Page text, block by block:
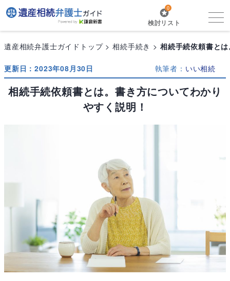
0
検討リスト
遺産相続弁護士ガイドトップ 相続手続き 相続手続依頼書と
更新日：2023年08月30日 執筆者： いい相続
相続手続依頼書とは。書き方についてわかり
やすく説明！